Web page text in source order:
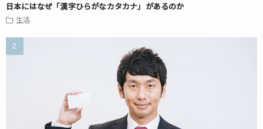
日本にはなぜ「漢字ひらがなカタカナ」があるのか
生活